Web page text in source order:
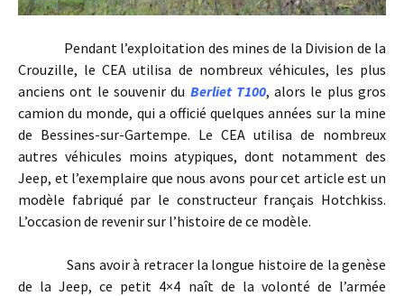
Pendant l’exploitation des mines de la Division de la
Crouzille, le CEA utilisa de nombreux véhicules, les plus
anciens ont le souvenir du Berliet T100, alors le plus gros
camion du monde, qui a officié quelques années sur la mine
de Bessines-sur-Gartempe. Le CEA utilisa de nombreux
autres véhicules moins atypiques, dont notamment des
Jeep, et l’exemplaire que nous avons pour cet article est un
modèle fabriqué par le constructeur français Hotchkiss.
L’occasion de revenir sur l’histoire de ce modèle.
Sans avoir à retracer la longue histoire de la genèse
de la Jeep, ce petit 4×4 naît de la volonté de l’armée